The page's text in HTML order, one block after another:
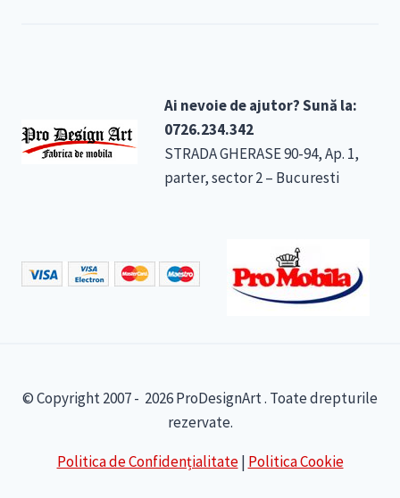
Ai nevoie de ajutor? Sună la:
0726.234.342
STRADA GHERASE 90-94, Ap. 1,
parter, sector 2 – Bucuresti
© Copyright 2007 - 2026 ProDesignArt . Toate drepturile
rezervate.
Politica de Confidențialitate| Politica Cookie